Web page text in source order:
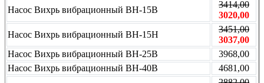
Насос Вихрь вибрационный ВН-15В
3414,00
3020,00
Насос Вихрь вибрационный ВН-15Н
3451,00
3037,00
Насос Вихрь вибрационный ВН-25В
3968,00
Насос Вихрь вибрационный ВН-40В
4681,00